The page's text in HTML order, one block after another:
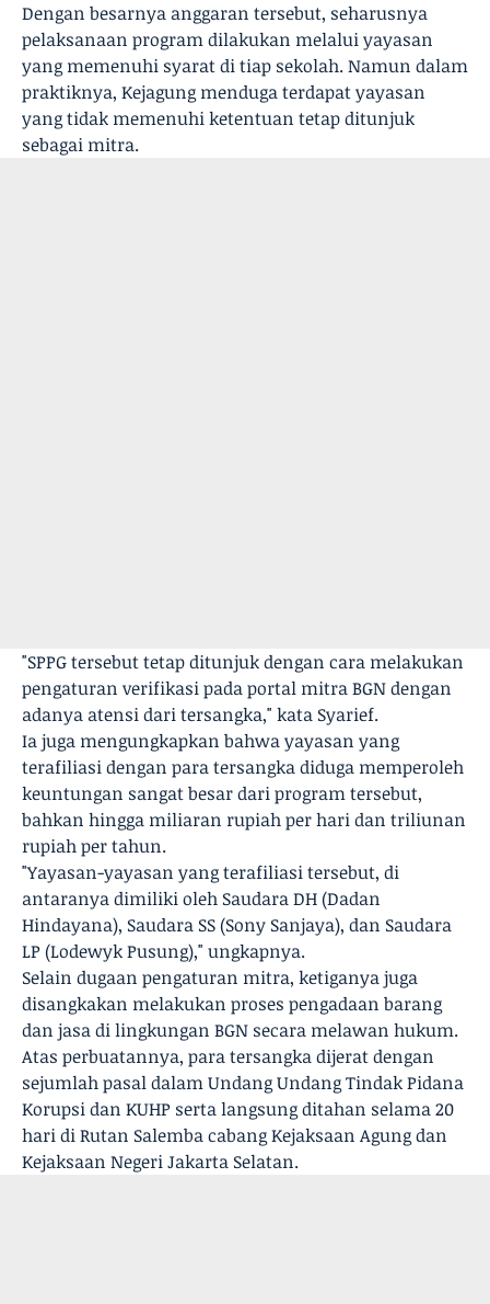
Dengan besarnya anggaran tersebut, seharusnya
pelaksanaan program dilakukan melalui yayasan
yang memenuhi syarat di tiap sekolah. Namun dalam
praktiknya, Kejagung menduga terdapat yayasan
yang tidak memenuhi ketentuan tetap ditunjuk
sebagai mitra.
"SPPG tersebut tetap ditunjuk dengan cara melakukan
pengaturan verifikasi pada portal mitra BGN dengan
adanya atensi dari tersangka," kata Syarief.
Ia juga mengungkapkan bahwa yayasan yang
terafiliasi dengan para tersangka diduga memperoleh
keuntungan sangat besar dari program tersebut,
bahkan hingga miliaran rupiah per hari dan triliunan
rupiah per tahun.
"Yayasan-yayasan yang terafiliasi tersebut, di
antaranya dimiliki oleh Saudara DH (Dadan
Hindayana), Saudara SS (Sony Sanjaya), dan Saudara
LP (Lodewyk Pusung)," ungkapnya.
Selain dugaan pengaturan mitra, ketiganya juga
disangkakan melakukan proses pengadaan barang
dan jasa di lingkungan BGN secara melawan hukum.
Atas perbuatannya, para tersangka dijerat dengan
sejumlah pasal dalam Undang Undang Tindak Pidana
Korupsi dan KUHP serta langsung ditahan selama 20
hari di Rutan Salemba cabang Kejaksaan Agung dan
Kejaksaan Negeri Jakarta Selatan.